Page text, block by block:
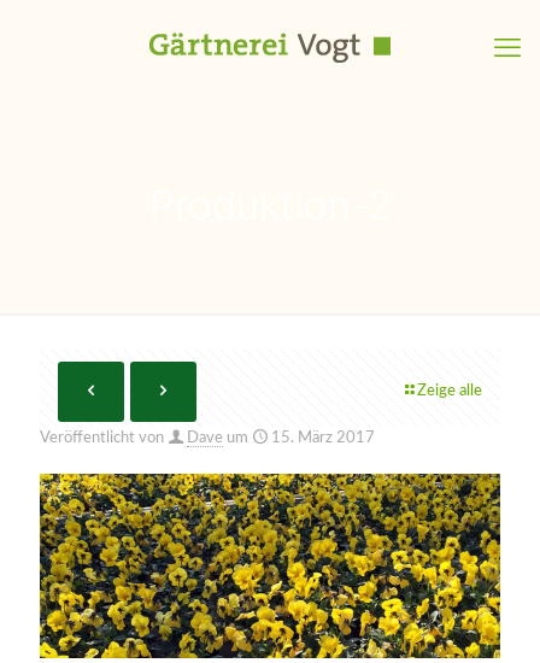
Zeige alle
Veröffentlicht von Dave um 15. März 2017